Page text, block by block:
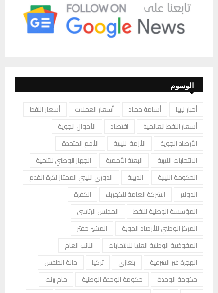
الوسوم
أخبار ليبيا أسامة حماد أسعار العملات
أسعار النفط
أسعار النفط العالمية
اقتصاد
الأحوال الجوية
الأرصاد الجوية
الأزمة الليبية
الأمم المتحدة
الانتخابات الليبية
البعثة الأممية
الجهاز الوطني للتنمية
الحكومة الليبية
الدبيبة
الدوري الليبي الممتاز لكرة القدم
الدولار
الشركة العامة للكهرباء
الكفرة
المؤسسة الوطنية للنفط
المجلس الرئاسي
المركز الوطني للأرصاد الجوية
المشير حفتر
المفوضية الوطنية العليا للانتخابات
النائب العام
الهجرة غير الشرعية
بنغازي تركيا
حالة الطقس
حكومة الوحدة
حكومة الوحدة الوطنية
خام برنت